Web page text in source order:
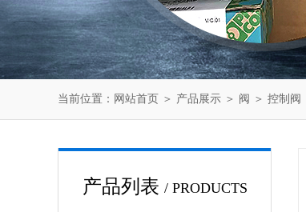
当前位置： 网站首页 ＞ 产品展示 ＞ 阀 ＞ 控制阀
产品列表 / PRODUCTS